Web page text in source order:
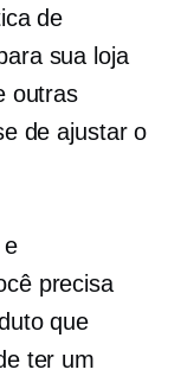
de
sua loja
outras
de ajustar o
e
precisa
que
ter um